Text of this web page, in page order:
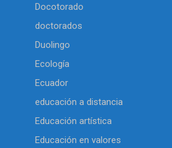
Docotorado
doctorados
Duolingo
Ecología
Ecuador
educación a distancia
Educación artística
Educación en valores